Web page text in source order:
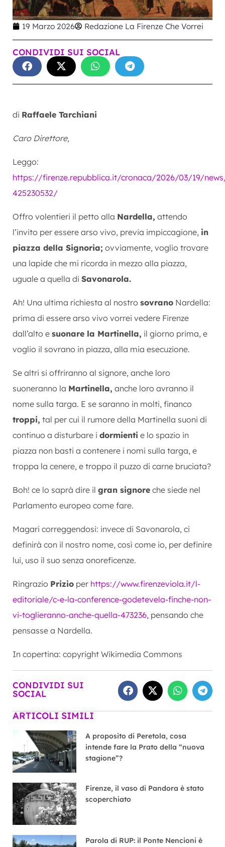
19 Marzo 2026 Redazione La Firenze Che Vorrei
CONDIVIDI SUI SOCIAL
di Raffaele Tarchiani
Caro Direttore,
Leggo:
https://firenze.repubblica.it/cronaca/2026/03/19/
425230532/
Offro volentieri il petto alla Nardella, attendo
l’invito per essere arso vivo, previa impiccagione, in
piazza della Signoria; ovviamente, voglio trovare
una lapide che mi ricorda in mezzo alla piazza,
uguale a quella di Savonarola.
Ah! Una ultima richiesta al nostro sovrano Nardella:
prima di essere arso vivo vorrei vedere Firenze
dall’alto e suonare la Martinella, il giorno prima, e
voglio il sovrano in piazza, alla mia esecuzione.
Se altri si offriranno al signore, anche loro
suoneranno la Martinella, anche loro avranno il
nome sulla targa. E se saranno in molti, financo
troppi, tal per cui il rumore della Martinella suoni di
continuo a disturbare i dormienti e lo spazio in
piazza non basti a contenere i nomi sulla targa, e
troppa la cenere, e troppo il puzzo di carne bruciata?
Boh! ce lo saprà dire il gran signore che siede nel
Parlamento europeo come fare.
Magari correggendosi: invece di Savonarola, ci
definirà con il nostro nome, così come io, per definire
lui, uso il suo senza onoreficenze.
Ringrazio Prizio per https://www.firenzeviola.it/l-
editoriale/c-e-la-conference-godetevela-finche-non-
vi-toglieranno-anche-quella-473236, pensando che
pensasse a Nardella.
In copertina: copyright Wikimedia Commons
CONDIVIDI SUI
SOCIAL
ARTICOLI SIMILI
A proposito di Peretola, cosa
intende fare la Prato della “nuova
stagione”?
Firenze, il vaso di Pandora è stato
scoperchiato
Parola di RUP: il Ponte Nencioni è